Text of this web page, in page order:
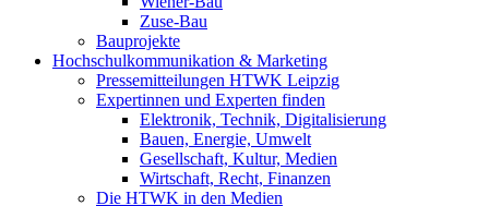
Zuse-Bau
Bauprojekte
Hochschulkommunikation & Marketing
Pressemitteilungen HTWK Leipzig
Expertinnen und Experten finden
Elektronik, Technik, Digitalisierung
Bauen, Energie, Umwelt
Gesellschaft, Kultur, Medien
Wirtschaft, Recht, Finanzen
Die HTWK in den Medien